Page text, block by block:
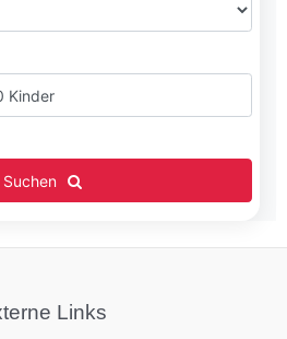
Suchen
Links